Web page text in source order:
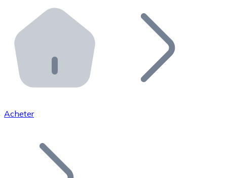
Distributeurs automatiques Bitnovo
Intégrez un ATM Bitnovo dans votre entreprise et
API Bitnovo
Intégrez notre API dans votre écosystème.
Rejoignez notre réseau de distributeurs et
Ajoutez le token de votre projet à notre service
Acheter